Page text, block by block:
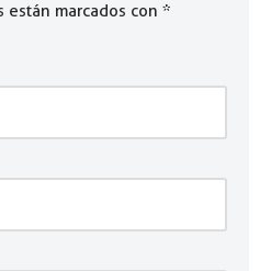
están marcados con *